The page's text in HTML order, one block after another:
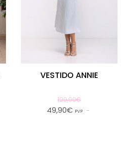
VESTIDO ANNIE
129,90€
49,90€ PVP